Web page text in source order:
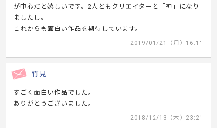
が中心だと嬉しいです。2人ともクリエイターと「神」になり
ましたし。
これからも面白い作品を期待しています。
2019/01/21（月）16:11
竹見
すごく面白い作品でした。
ありがとうございました。
2018/12/13（木）23:21